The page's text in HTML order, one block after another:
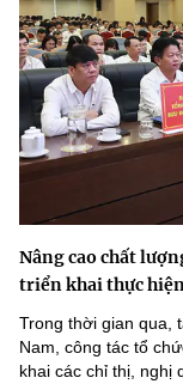
Nâng cao chất
triển khai thực
Trong thời gian qua,
Nam, công tác tổ
khai các chỉ thị, nghị